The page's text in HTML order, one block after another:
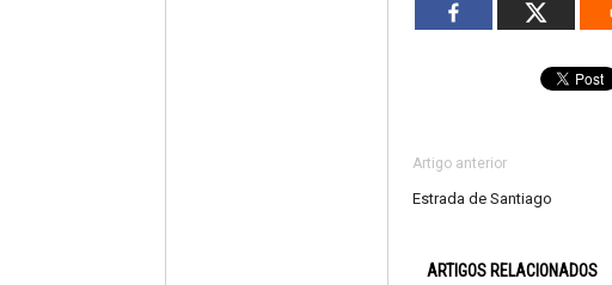
Artigo anterior
Estrada de Santiago
ARTIGOS RELACIONADOS